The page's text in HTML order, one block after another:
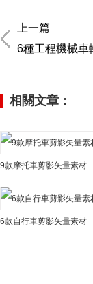
上一篇
6種工程機械車
相關文章：
9款摩托車剪影矢量素材
6款自行車剪影矢量素材